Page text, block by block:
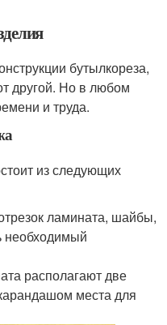
бутылкореза,
другой. Но в любом
и труда.
из следующих
ламината, шайбы,
необходимый
располагают две
места для